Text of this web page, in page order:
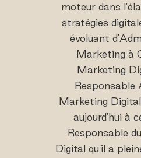
moteur dans
stratégies
évoluant
Marketing à
Marketing
Responsable
Marketing
aujourd'hui à
Responsable
Digital qu'il a